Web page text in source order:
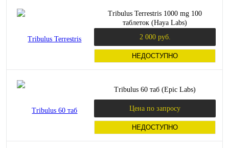
Tribulus Terrestris 1000 mg 100
таблеток (Haya Labs)
2 000 руб.
НЕДОСТУПНО
Tribulus 60 таб (Epic Labs)
Цена по запросу
НЕДОСТУПНО